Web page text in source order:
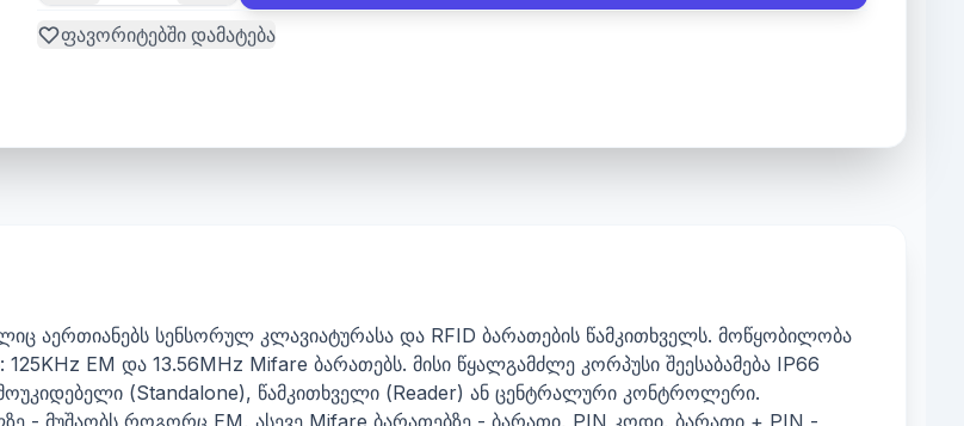
ფავორიტებში დამატება
აერთიანებს სენსორულ კლავიატურასა და RFID ბარათების წამკითხველს. მოწყობილობა
EM და 13.56MHz Mifare ბარათებს. მისი წყალგამძლე კორპუსი შეესაბამება IP66
(Standalone), წამკითხველი (Reader) ან ცენტრალური კონტროლერი.
- მუშაობს როგორც EM, ასევე Mifare ბარათებზე - ბარათი, PIN კოდი, ბარათი + PIN -